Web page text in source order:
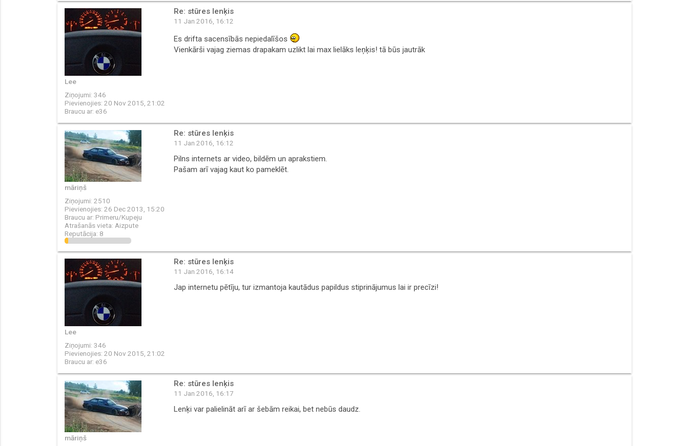
Lee
Ziņojumi: 346
Pievienojies: 20 Nov 2015, 21:02
Braucu ar: e36
Re: stūres lenķis
11 Jan 2016, 16:12
Es drifta sacensībās nepiedalīšos
Vienkārši vajag ziemas drapakam uzlikt lai max lielāks leņķis! tā būs jautrāk
māriņš
Ziņojumi: 2510
Pievienojies: 26 Dec 2013, 15:20
Braucu ar: Primeru/Kupeju
Atrašanās vieta: Aizpute
Reputācija: 8
Re: stūres lenķis
11 Jan 2016, 16:12
Pilns internets ar video, bildēm un aprakstiem.
Pašam arī vajag kaut ko pameklēt.
Lee
Ziņojumi: 346
Pievienojies: 20 Nov 2015, 21:02
Braucu ar: e36
Re: stūres lenķis
11 Jan 2016, 16:14
Jap internetu pētīju, tur izmantoja kautādus papildus stiprinājumus lai ir precīzi!
māriņš
Re: stūres lenķis
11 Jan 2016, 16:17
Lenķi var palielināt arī ar šebām reikai, bet nebūs daudz.